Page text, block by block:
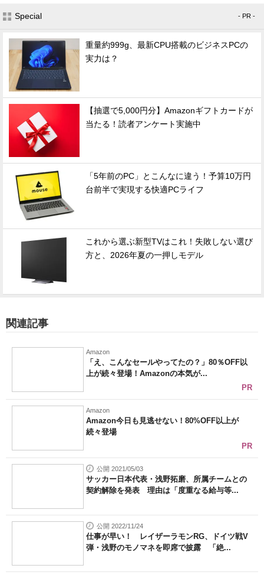
Special - PR -
重量約999g、最新CPU搭載のビジネスPCの
実力は？
【抽選で5,000円分】Amazonギフトカードが
当たる！読者アンケート実施中
「5年前のPC」とこんなに違う！予算10万円
台前半で実現する快適PCライフ
これから選ぶ新型TVはこれ！失敗しない選び
方と、2026年夏の一押しモデル
関連記事
Amazon
「え、こんなセールやってたの？」80％OFF以
上が続々登場！Amazonの本気が...
PR
Amazon
Amazon今日も見逃せない！80%OFF以上が
続々登場
PR
公開 2021/05/03
サッカー日本代表・浅野拓磨、所属チームとの
契約解除を発表 理由は「度重なる給与等...
公開 2022/11/24
仕事が早い！ レイザーラモンRG、ドイツ戦V
弾・浅野のモノマネを即席で披露 「絶...